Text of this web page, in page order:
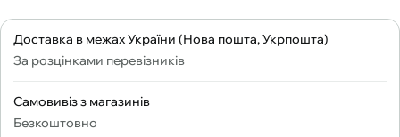
Доставка в межах України (Нова пошта, Укрпошта)
За розцінками перевізників
Самовивіз з магазинів
Безкоштовно